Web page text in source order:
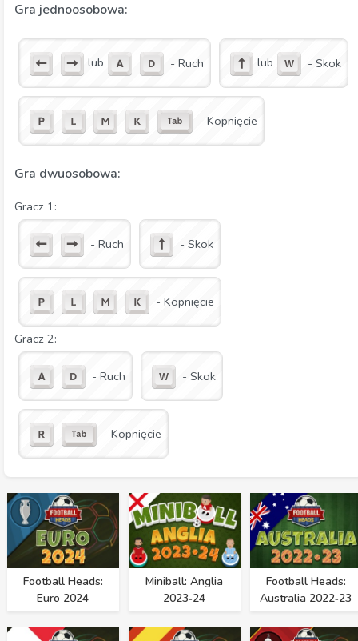
Gra jednoosobowa:
lub - Ruch lub - Skok
- Kopnięcie
Gra dwuosobowa:
Gracz 1:
- Ruch - Skok
- Kopnięcie
Gracz 2:
- Ruch - Skok
- Kopnięcie
Football Heads:
Euro 2024
Miniball: Anglia
2023‑24
Football Heads:
Australia 2022‑23